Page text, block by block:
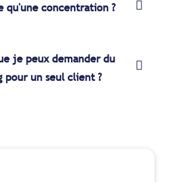
qu'une concentration ?
je peux demander du
pour un seul client ?